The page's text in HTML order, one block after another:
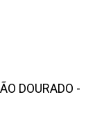
DOURADO -